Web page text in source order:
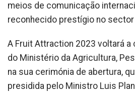
meios de comunicação
reconhecido prestígio no
A Fruit Attraction 2023 voltará a
do Ministério da Agricultura,
na sua cerimónia de abertura,
presidida pelo Ministro Luis